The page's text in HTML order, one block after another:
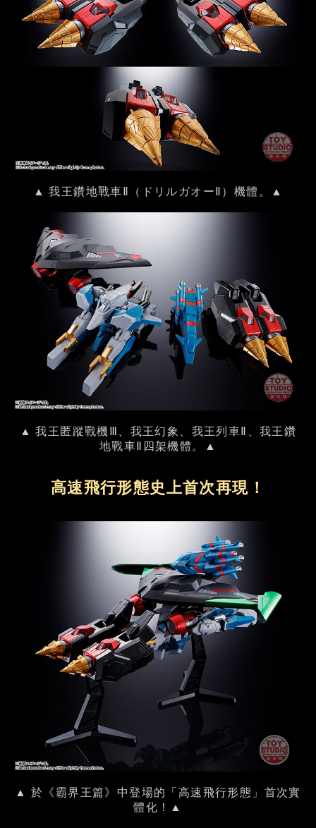
▲ 我王鑽地戰車Ⅱ（ドリルガオーⅡ）機體。▲
▲ 我王匿蹤戰機Ⅲ、我王幻象、我王列車Ⅱ、我王鑽
地戰車Ⅱ四架機體。▲
高速飛行形態史上首次再現！
▲ 於《霸界王篇》中登場的「高速飛行形態」首次實
體化！▲